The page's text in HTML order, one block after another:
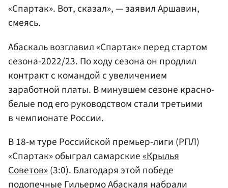
«Спартак». Вот, сказал», — заявил Аршавин,
смеясь.
Абаскаль возглавил «Спартак» перед стартом
сезона-2022/23. По ходу сезона он продлил
контракт с командой с увеличением
заработной платы. В минувшем сезоне красно-
белые под его руководством стали третьими
в чемпионате России.
В 18-м туре Российской премьер-лиги (РПЛ)
«Спартак» обыграл самарские«Крылья
Советов»(3:0). Благодаря этой победе
подопечные Гильермо Абаскаля набрали